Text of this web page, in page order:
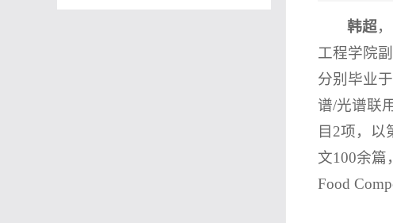
韩超
工程学院
分别毕业
谱/光谱联
目2项，
文100余篇
Food